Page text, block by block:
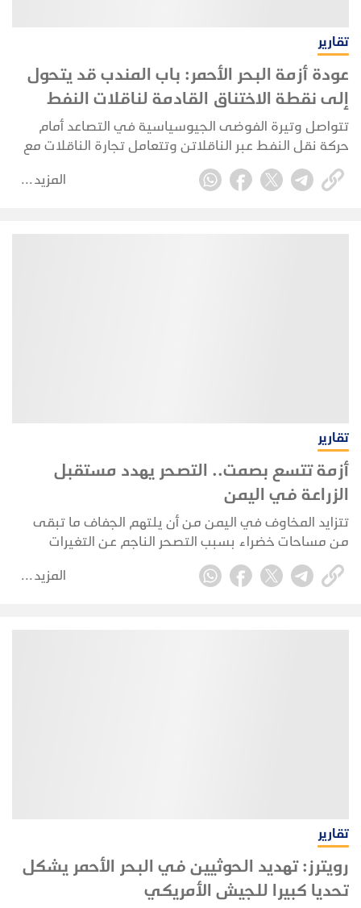
تقارير
عودة أزمة البحر الأحمر: باب المندب قد يتحول
إلى نقطة الاختناق القادمة لناقلات النفط
تتواصل وتيرة الفوضى الجيوسياسية في التصاعد أمام
حركة نقل النفط عبر الناقلاتن وتتعامل تجارة الناقلات مع
نقطتي اختناق رئيسيتين: أزمة مضيق هرمز، وحظر صادرات
الديزل الروسي الناجم عن الهجمات الأوكرانية. وفي الحرب
المزيد
تقارير
أزمة تتسع بصمت.. التصحر يهدد مستقبل
الزراعة في اليمن
تتزايد المخاوف في اليمن من أن يلتهم الجفاف ما تبقى
من مساحات خضراء بسبب التصحر الناجم عن التغيرات
المناخية وارتفاع درجات الحرارة وتراجع معدلات سقوط
المطر، ما يهدد بتفاقم الأوضاع الاقتصادية والإنسانية
المزيد
تقارير
رويترز: تهديد الحوثيين في البحر الأحمر يشكل
تحديا كبيرا للجيش الأمريكي